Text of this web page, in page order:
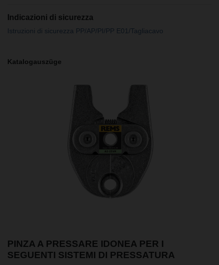
Indicazioni di sicurezza
Istruzioni di sicurezza PP/AP/PI/PP E01/Tagliacavo
Katalogauszüge
PINZA A PRESSARE IDONEA PER I
SEGUENTI SISTEMI DI PRESSATURA